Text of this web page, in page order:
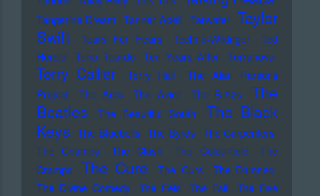
Tangerine Dream Tanner Adell Tarwater Taylor
Swift
Tears For Fears Techno-Wikinger
Ted
Herold
Teho Teardo Ten Years After Terranova
Terry Callier Terry Hall
The Alan Parsons
Project
The Arcs The Avicii The B-52s
The
Beatles
The Beautiful South
The Black
Keys The Bluebells The Byrds The Carpenters
The Champs
The Clash The Colourfield
The
Cramps
The Cure The Curs
The Damned
The Divine Comedy
The Eels The Fall
The Five